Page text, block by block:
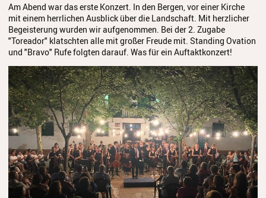
Am Abend war das erste Konzert. In den Bergen, vor einer Kirche
mit einem herrlichen Ausblick über die Landschaft. Mit herzlicher
Begeisterung wurden wir aufgenommen. Bei der 2. Zugabe
"Toreador" klatschten alle mit großer Freude mit. Standing Ovation
und "Bravo" Rufe folgten darauf. Was für ein Auftaktkonzert!